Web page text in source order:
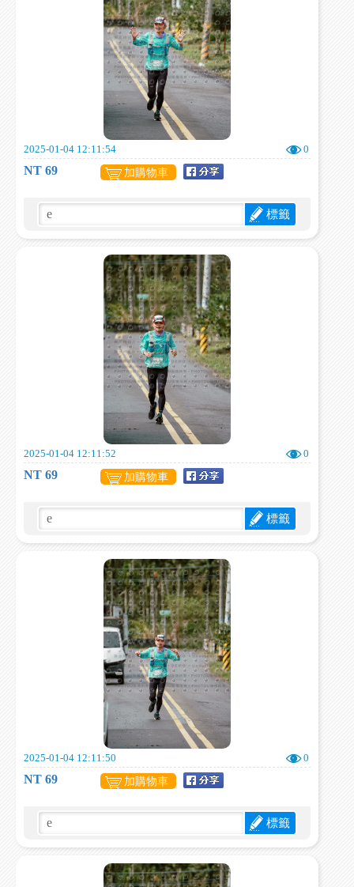
2025-01-04 12:11:54 0
NT 69 加購物車
標籤
2025-01-04 12:11:52 0
NT 69 加購物車
標籤
2025-01-04 12:11:50 0
NT 69 加購物車
標籤